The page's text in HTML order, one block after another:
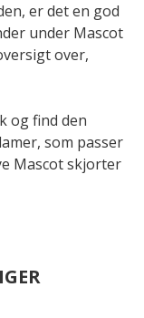
er det en god
under Mascot
over,
og find den
som passer
Mascot skjorter